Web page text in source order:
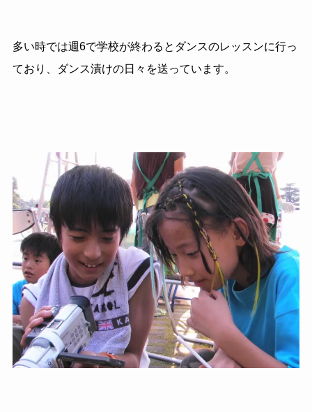
多い時では週6で学校が終わるとダンスのレッスンに行っ
ており、ダンス漬けの日々を送っています。